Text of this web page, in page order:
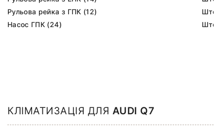
Рульова рейка з ГПК (12)
Насос ГПК (24)
Шток
КЛІМАТИЗАЦІЯ ДЛЯ AUDI Q7